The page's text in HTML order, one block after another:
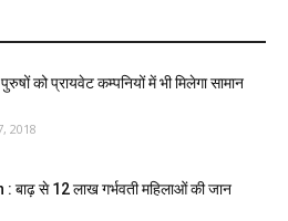
को प्रायवेट कम्पनियों में भी मिलेगा सामान
2018
बाढ़ से 12 लाख गर्भवती महिलाओं की जान